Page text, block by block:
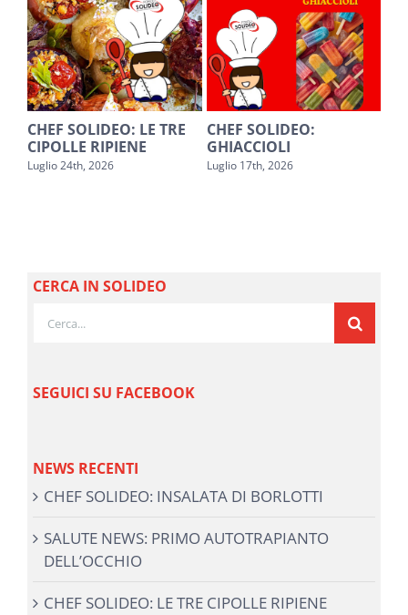
CHEF SOLIDEO: LE TRE
CIPOLLE RIPIENE
Luglio 24th, 2026
CHEF SOLIDEO:
GHIACCIOLI
Luglio 17th, 2026
CERCA IN SOLIDEO
SEGUICI SU FACEBOOK
NEWS RECENTI
CHEF SOLIDEO: INSALATA DI BORLOTTI
SALUTE NEWS: PRIMO AUTOTRAPIANTO
DELL’OCCHIO
CHEF SOLIDEO: LE TRE CIPOLLE RIPIENE